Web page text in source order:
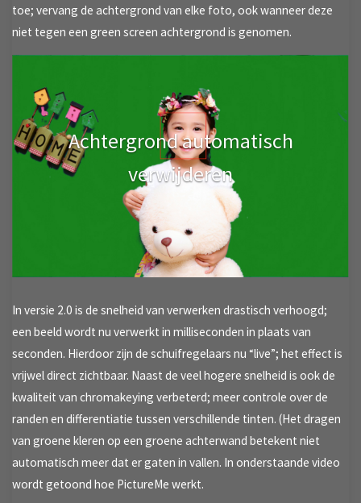
toe; vervang de achtergrond van elke foto, ook wanneer deze
niet tegen een green screen achtergrond is genomen.
Achtergrond automatisch
verwijderen
In versie 2.0 is de snelheid van verwerken drastisch verhoogd;
een beeld wordt nu verwerkt in milliseconden in plaats van
seconden. Hierdoor zijn de schuifregelaars nu “live”; het effect is
vrijwel direct zichtbaar. Naast de veel hogere snelheid is ook de
kwaliteit van chromakeying verbeterd; meer controle over de
randen en differentiatie tussen verschillende tinten. (Het dragen
van groene kleren op een groene achterwand betekent niet
automatisch meer dat er gaten in vallen. In onderstaande video
wordt getoond hoe PictureMe werkt.